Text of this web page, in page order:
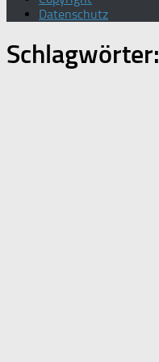
Datenschutz
Schlagwörter: